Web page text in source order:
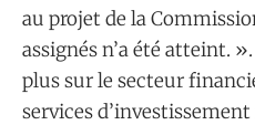
au projet de la
assignés n’a été atteint.
plus sur le secteur
services